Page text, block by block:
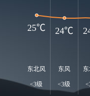
东北风
<3级
东风
<3级
25℃ 24℃